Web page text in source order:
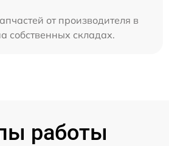
от производителя в
собственных складах.
работы